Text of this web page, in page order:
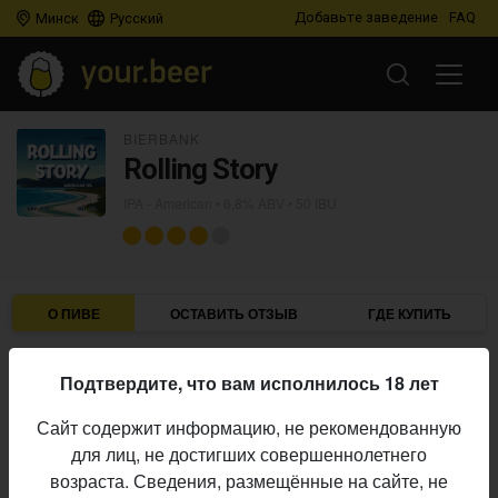
Минск Русский Добавьте заведение FAQ
Rolling Story
О ПИВЕ ОСТАВИТЬ ОТЗЫВ ГДЕ КУПИТЬ
Пивоварня:
Алкоголь:
6,8%
Горечь:
50 IBU
Начало
Подтвердите, что вам исполнилось 18 лет
Сайт содержит информацию, не рекомендованную
для лиц, не достигших совершеннолетнего
возраста. Сведения, размещённые на сайте, не